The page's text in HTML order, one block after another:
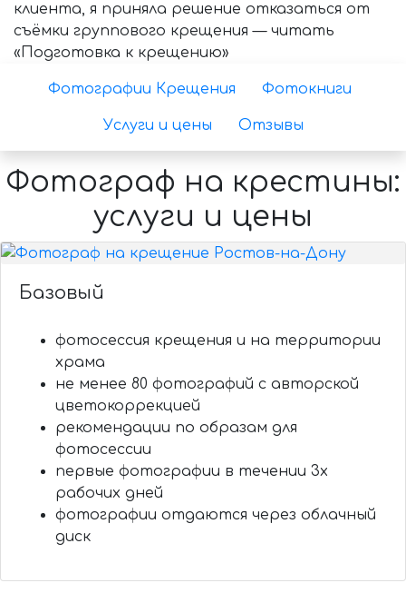
клиента, я приняла решение отказаться от
съёмки группового крещения — читать
«Подготовка к крещению»
Фотографии Крещения Фотокниги
Услуги и цены Отзывы
Фотограф на крестины:
услуги и цены
Базовый
фотосессия крещения и на территории
храма
не менее 80 фотографий с авторской
цветокоррекцией
рекомендации по образам для
фотосессии
первые фотографии в течении 3х
рабочих дней
фотографии отдаются через облачный
диск